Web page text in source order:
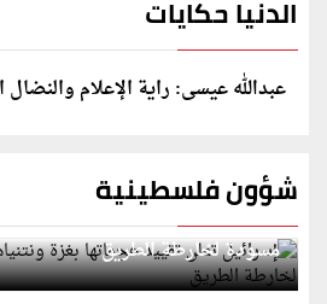
الدنيا حكايات
عبدالله عيسى: راية الإعلام
شؤون فلسطينية
إسرائيل تعلن تقييد هجماتها بغزة
مسودة لخارطة الطريق